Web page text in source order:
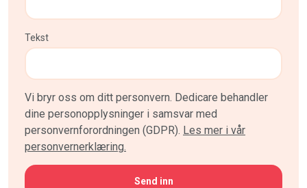
Tekst
Vi bryr oss om ditt personvern. Dedicare behandler
dine personopplysninger i samsvar med
personvernforordningen (GDPR). Les mer i vår
personvernerklæring.
CAPTCHA